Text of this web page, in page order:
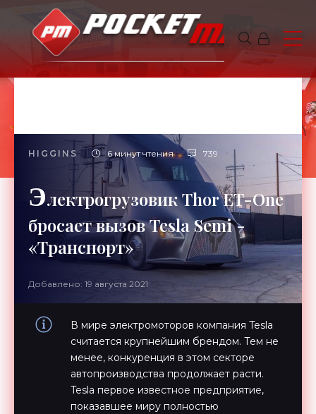
HIGGINS 6 минут чтения 739
Электрогрузовик Thor ET-One
бросает вызов Tesla Semi -
«Транспорт»
Добавлено: 19 августа 2021
В мире электромоторов компания Tesla
считается крупнейшим брендом. Тем не
менее, конкуренция в этом секторе
автопроизводства продолжает расти.
Tesla первое известное предприятие,
показавшее миру полностью